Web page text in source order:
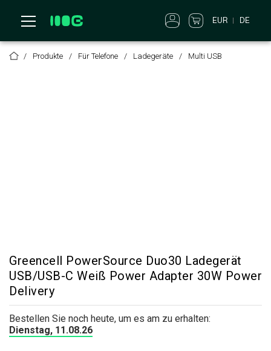
EUR DE
Produkte Für Telefone Ladegeräte Multi USB
Greencell PowerSource Duo30 Ladegerät
USB/USB-C Weiß Power Adapter 30W Power
Delivery
Bestellen Sie noch heute, um es am zu erhalten:
Dienstag, 11.08.26